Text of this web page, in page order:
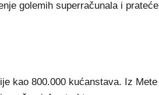
golemih superračunala i prateće
kao 800.000 kućanstava. Iz Mete